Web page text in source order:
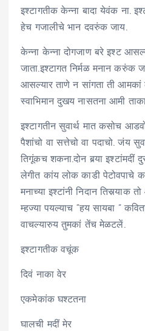
इश्टागतीक केन्ना बादा येवंक ना.
हेच गजालीचे भान दवरुंक जाय.
केन्ना केन्ना दोगजाण बरे इश्ट
जाता.इश्टागत निर्मळ मनान करुंक
आसल्यार ताणे न सांगता ती
स्वाभिमान दुखय नासतना आमी
इश्टागतीन सुवार्थ मात कसोच
पैशांचो वा सत्तेचो वा पदाचो. जंय
तिगूंकच शकना.दोन बर्‍या इश्टांमदीं
लेगीत कांय लोक काडी पेटोवपाचे
मनाच्या इश्टांनी निदान
म्हज्या पयल्याच “हय सायबा ”
वाचल्यारुय तुमकां तेंच मेळटलें.
इश्टागतीक वचूंक
दिवं नाका वेर
एकमेकांक घश्टतना
घालची मदीं मेर